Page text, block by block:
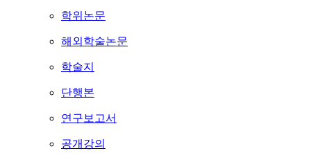
학위논문
해외학술논문
학술지
단행본
연구보고서
공개강의